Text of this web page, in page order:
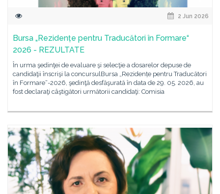
2 Jun 2026
Bursa „Rezidențe pentru Traducători în Formare“
2026 - REZULTATE
În urma şedinţei de evaluare şi selecţie a dosarelor depuse de
candidaţii înscrişi la concursulBursa „Rezidențe pentru Traducători
în Formare“-2026, şedinţă desfăşurată în data de 29. 05. 2026, au
fost declaraţi câştigători următorii candidaţi: Comisia